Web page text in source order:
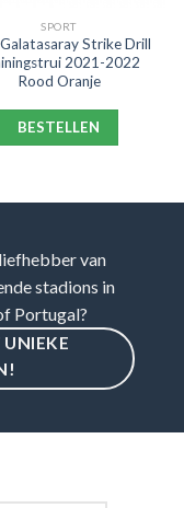
SPORT
Strike Drill
2021-2022
Rood Oranje
BESTELLEN
van
stadions in
Portugal?
UNIEKE